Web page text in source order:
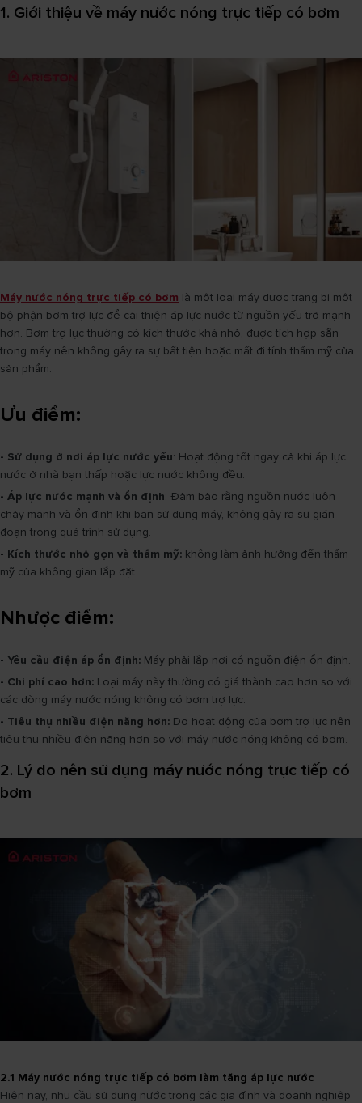
1. Giới thiệu về máy nước nóng trực tiếp có bơm
Máy nước nóng trực tiếp có bơm là một loại máy được trang bị một
bộ phận bơm trợ lực để cải thiện áp lực nước từ nguồn yếu trở mạnh
hơn. Bơm trợ lực thường có kích thước khá nhỏ, được tích hợp sẵn
trong máy nên không gây ra sự bất tiện hoặc mất đi tính thẩm mỹ của
sản phẩm.
Ưu điểm:
- Sử dụng ở nơi áp lực nước yếu: Hoạt động tốt ngay cả khi áp lực
nước ở nhà bạn thấp hoặc lực nước không đều.
- Áp lực nước mạnh và ổn định: Đảm bảo rằng nguồn nước luôn
chảy mạnh và ổn định khi bạn sử dụng máy, không gây ra sự gián
đoạn trong quá trình sử dụng.
- Kích thước nhỏ gọn và thẩm mỹ: không làm ảnh hưởng đến thẩm
mỹ của không gian lắp đặt.
Nhược điểm:
- Yêu cầu điện áp ổn định: Máy phải lắp nơi có nguồn điện ổn định.
- Chi phí cao hơn: Loại máy này thường có giá thành cao hơn so với
các dòng máy nước nóng không có bơm trợ lực.
- Tiêu thụ nhiều điện năng hơn: Do hoạt động của bơm trợ lực nên
tiêu thụ nhiều điện năng hơn so với máy nước nóng không có bơm.
2. Lý do nên sử dụng máy nước nóng trực tiếp có
bơm
2.1 Máy nước nóng trực tiếp có bơm làm tăng áp lực nước
Hiện nay, nhu cầu sử dụng nước trong các gia đình và doanh nghiệp